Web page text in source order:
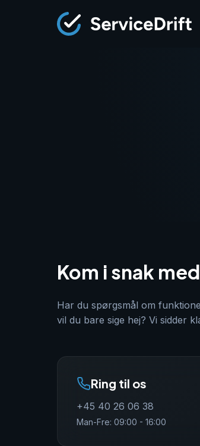
Kom i snak
Har du spørgsmål om
vil du bare sige hej? Vi sidder
Ring til os
+45 40 26 06 38
Man-Fre: 09:00 - 16:00